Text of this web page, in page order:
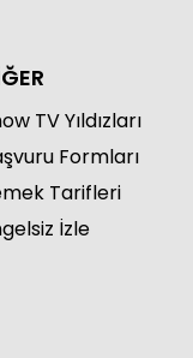
TV Yıldızları
Formları
Tarifleri
İzle